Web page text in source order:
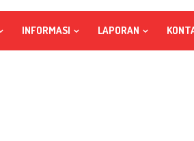
INFORMASI LAPORAN